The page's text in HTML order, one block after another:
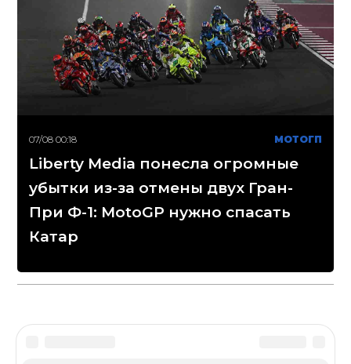
07/08 00:18 МОТОГП
Liberty Media понесла огромные
убытки из-за отмены двух Гран-
При Ф-1: MotoGP нужно спасать
Катар